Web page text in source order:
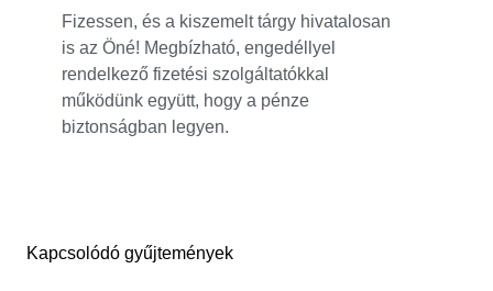
Fizessen, és a kiszemelt tárgy hivatalosan
is az Öné! Megbízható, engedéllyel
rendelkező fizetési szolgáltatókkal
működünk együtt, hogy a pénze
biztonságban legyen.
Kapcsolódó gyűjtemények